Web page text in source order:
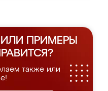
ПРИМЕРЫ
также или